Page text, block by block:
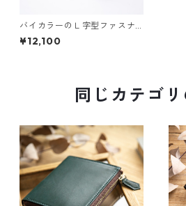
バイカラーのＬ字型ファスナ
ー財布
¥12,100
同じカテゴ